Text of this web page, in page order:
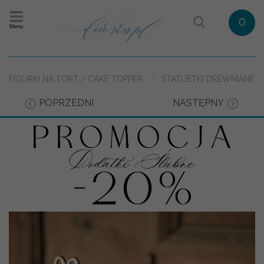
Menu 0
FIGURKI NA TORT / CAKE TOPPER STATUETKI DREWNIANE
POPRZEDNI NASTĘPNY